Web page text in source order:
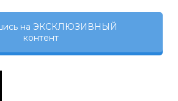
на ЭКСКЛЮЗИВНЫЙ
контент